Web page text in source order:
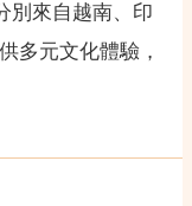
別來自越南、印
多元文化體驗，